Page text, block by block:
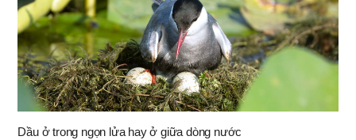
Dầu ở trong ngọn lửa hay ở giữa dòng nước